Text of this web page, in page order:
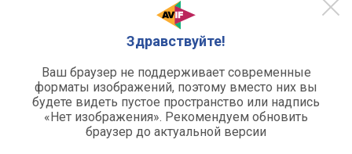
Здравствуйте!
Ваш браузер не поддерживает современные
форматы изображений, поэтому вместо них вы
будете видеть пустое пространство или надпись
«Нет изображения». Рекомендуем обновить
браузер до актуальной версии
PCI-E v4.0
Разъемы подключения
1 шт
Версия HDMI
v.2.1a
DisplayPort
3 шт
Версия DisplayPort
v.1.4a